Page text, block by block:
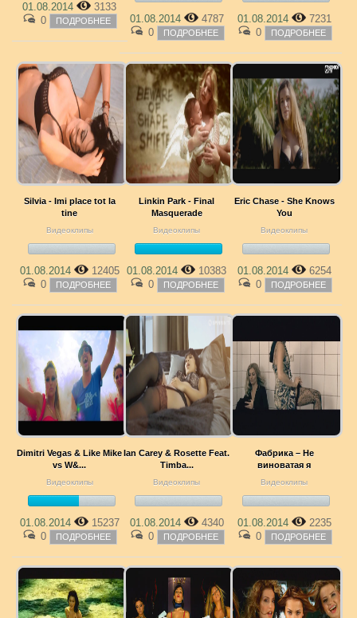
01.08.2014
3133
0
ПОДРОБНЕЕ 01.08.2014
4787
0
ПОДРОБНЕЕ
01.08.2014
7231
0
ПОДРОБНЕЕ
Silvia - Imi place tot la
tine
Видеоклипы
01.08.2014
12405
0
ПОДРОБНЕЕ
Linkin Park - Final
Masquerade
Видеоклипы
01.08.2014
10383
0
ПОДРОБНЕЕ
Eric Chase - She Knows
You
Видеоклипы
01.08.2014
6254
0
ПОДРОБНЕЕ
Dimitri Vegas & Like Mike
vs W&...
Видеоклипы
01.08.2014
15237
0
ПОДРОБНЕЕ
Ian Carey & Rosette Feat.
Timba...
Видеоклипы
01.08.2014
4340
0
ПОДРОБНЕЕ
Фабрика – Не
виноватая я
Видеоклипы
01.08.2014
2235
0
ПОДРОБНЕЕ